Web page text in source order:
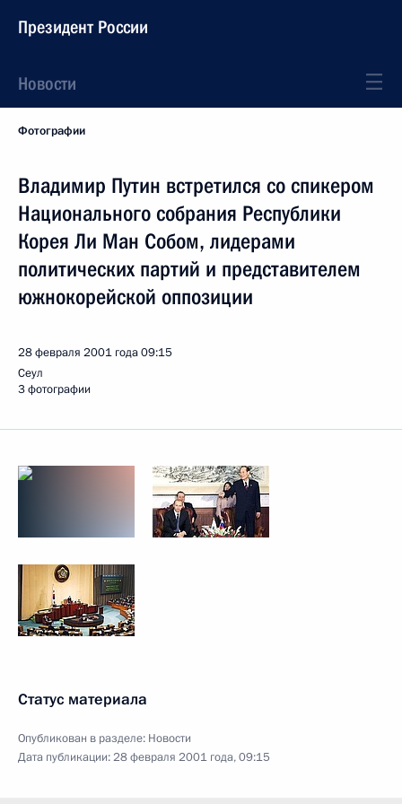
Президент России
Новости
Фотографии
Владимир Путин встретился со спикером
Национального собрания Республики
Корея Ли Ман Собом, лидерами
политических партий и представителем
южнокорейской оппозиции
28 февраля 2001 года09:15
Сеул
3 фотографии
Статус материала
Опубликован в разделе: Новости
Дата публикации:28 февраля 2001 года, 09:15